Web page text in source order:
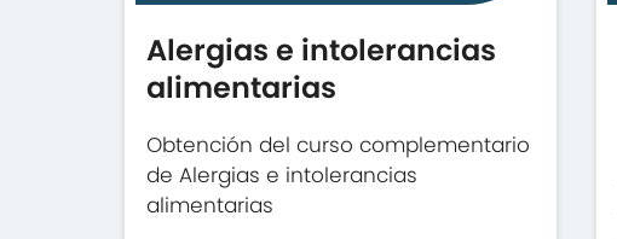
Alergias e intolerancias
alimentarias
Obtención del curso complementario
de Alergias e intolerancias
alimentarias